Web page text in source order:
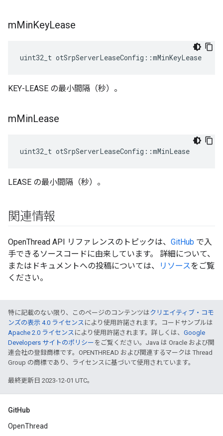
mMinKeyLease
uint32_t otSrpServerLeaseConfig ::mMinKeyLease
KEY-LEASE の最小間隔（秒）。
mMinLease
uint32_t otSrpServerLeaseConfig ::mMinLease
LEASE の最小間隔（秒）。
関連情報
OpenThread API リファレンスのトピックは、 GitHub で入
手できるソースコードに由来しています。 詳細について、
またはドキュメントへの投稿については、
リソースをご覧
ください。
特に記載のない限り、このページのコンテンツはクリエイティブ・コモ
ンズの表示 4.0 ライセンス により使用許諾されます。コードサンプルは
Apache 2.0 ライセンス により使用許諾されます。詳しくは、 Google
Developers サイトのポリシー をご覧ください。Java は Oracle および関
連会社の登録商標です。OPENTHREAD および関連するマークは Thread
Group の商標であり、ライセンスに基づいて使用されています。
最終更新日 2023-12-01 UTC。
GitHub
OpenThread